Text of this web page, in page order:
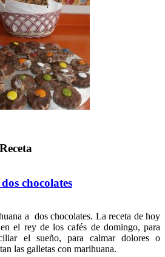
chocolates
a dos chocolates. La receta de hoy
el rey de los cafés de domingo, para
el sueño, para calmar dolores o
las galletas con marihuana.